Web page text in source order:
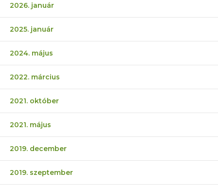
2026. január
2025. január
2024. május
2022. március
2021. október
2021. május
2019. december
2019. szeptember